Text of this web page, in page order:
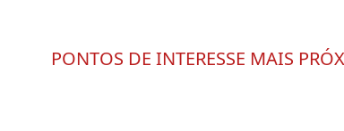
PONTOS DE INTERESSE MAIS